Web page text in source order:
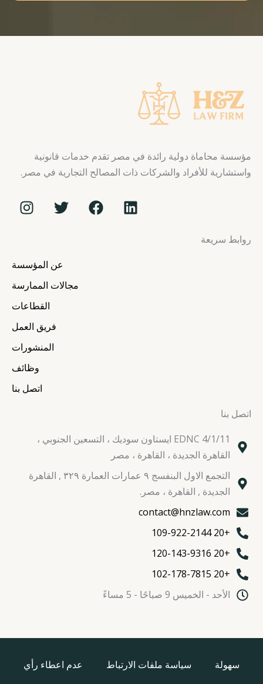
مؤسسة محاماة دولية رائدة في مصر تقدم خدمات قانونية
واستشارية للأفراد والشركات ذات المصالح التجارية في مصر.
L
i
F
a
T
w
t
e
r
I
n
g
r
a
m
روابط سريعة
عن المؤسسة
مجالات الممارسة
القطاعات
فريق العمل
المنشورات
وظائف
اتصل بنا
اتصل بنا
EDNC 4/1/11 ايستاون سوديك ، التسعين الجنوبي ،
القاهرة الجديدة ، القاهرة ، مصر
التجمع الاول البنفسج ٩ عمارات العمارة ٣٢٩ , القاهرة
الجديدة , القاهرة ، مصر.
contact@hnzlaw.com
+20 109-922-2144
+20 120-143-9316
+20 102-178-7815
الأحد - الخميس 9 صباحًا - 5 مساءً
سهولة سياسة ملفات الارتباط عدم اعطاء رأي